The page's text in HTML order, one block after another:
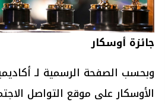
جائزة أوسكار
وبحسب الصفحة الرسمية لـ
الأوسكار على موقع التواصل